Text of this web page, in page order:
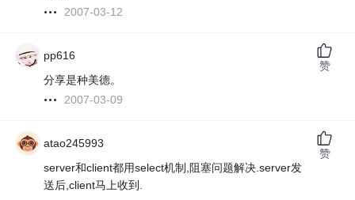
2007-03-12
pp616
分享是种美德。
2007-03-09
赞
atao245993
server和client都用select机制,阻塞问题解决.server发
送后,client马上收到.
赞